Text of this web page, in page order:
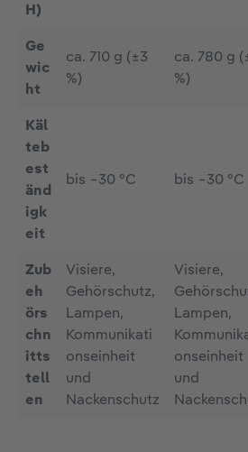
H)
Ge
wic
ht
ca. 710 g (±3
%)
ca. 780 g
%)
Käl
teb
est
änd
igk
eit
bis −30 °C bis −30 °C
Zub
eh
örs
chn
itts
tell
en
Visiere,
Gehörschutz,
Lampen,
Kommunikati
onseinheit
und
Nackenschutz
Visiere,
Lampen,
onseinheit
und